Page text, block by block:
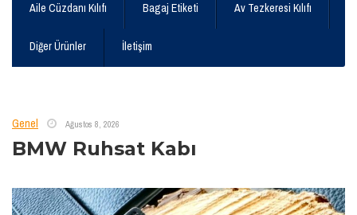
Aile Cüzdanı Kılıfı Bagaj Etiketi Av Tezkeresi Kılıfı
Diğer Ürünler İletişim
Genel Ağustos 8, 2026
BMW Ruhsat Kabı